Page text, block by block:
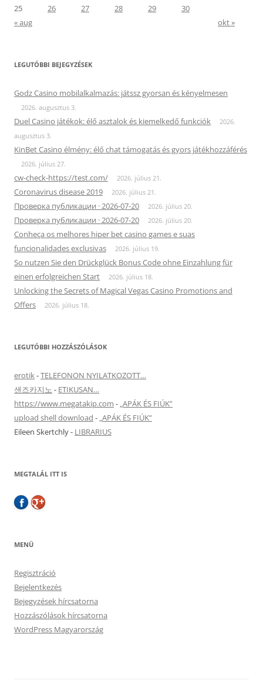
25
26 27 28 29
30
« aug
okt »
LEGUTÓBBI BEJEGYZÉSEK
Godz Casino mobilalkalmazás: játssz gyorsan és kényelmesen
2026. augusztus 3.
Duel Casino játékok: élő asztalok és kiemelkedő funkciók
2026.
augusztus 3.
KinBet Casino élmény: élő chat támogatás és gyors játékhozzáférés
2026. július 27.
cw-check-https://test.com/ 2026. július 21.
Coronavirus disease 2019 2026. július 21.
Проверка публикации · 2026-07-20 2026. július 20.
Проверка публикации · 2026-07-20 2026. július 20.
Conheça os melhores hiper bet casino games e suas
funcionalidades exclusivas
2026. július 19.
So nutzen Sie den Drückglück Bonus Code ohne Einzahlung für
einen erfolgreichen Start
2026. július 18.
Unlocking the Secrets of Magical Vegas Casino Promotions and
Offers
2026. július 18.
LEGUTÓBBI HOZZÁSZÓLÁSOK
erotik-TELEFONON NYILATKOZOTT…
샌즈카지노 - ETIKUSAN…
https://www.megatakip.com - „APÁK ÉS FIÚK”
upload shell download - „APÁK ÉS FIÚK”
Eileen Skertchly- LIBRARIUS
MEGTALÁL ITT IS
MENÜ
Regisztráció
Bejelentkezés
Bejegyzések hírcsatorna
Hozzászólások hírcsatorna
WordPress Magyarország